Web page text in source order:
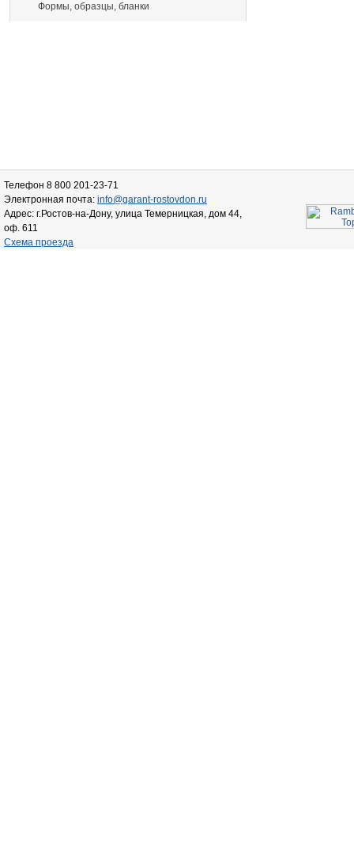
Формы, образцы, бланки
Телефон 8 800 201-23-71
Электронная почта: info@garant-rostovdon.ru
Адрес: г.Ростов-на-Дону, улица Темерницкая, дом 44,
оф. 611
Схема проезда